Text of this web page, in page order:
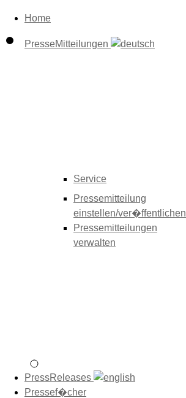
Home
PresseMitteilungen
Service
Pressemitteilung
einstellen/ver�ffentlichen
Pressemitteilungen
verwalten
PressReleases
Pressef�cher